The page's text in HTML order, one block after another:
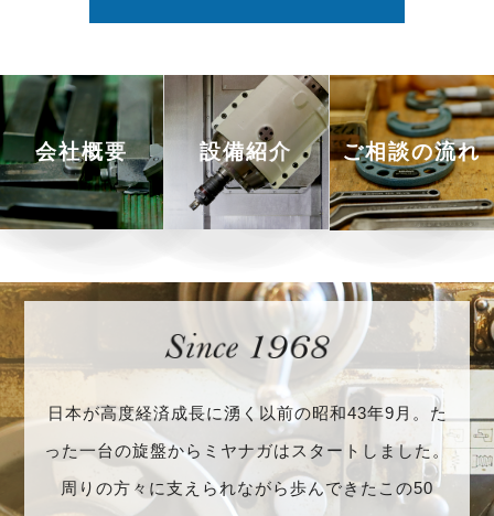
会社概要 設備紹介 ご相談の流れ
日本が高度経済成長に湧く以前の昭和43年9月。 た
った一台の旋盤からミヤナガはスタートしました。
周りの方々に支えられながら歩んできたこの50